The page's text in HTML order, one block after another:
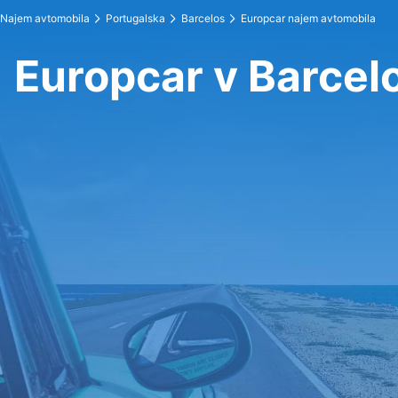
Najem avtomobila Portugalska Barcelos Europcar najem avtomobila
Europcar v